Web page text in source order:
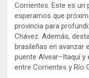
Corrientes. Este es
esperamos que
provincia para
Chávez. Además,
brasileñas en avanzar
puente Alvear–Itaquí
entre Corrientes y Río